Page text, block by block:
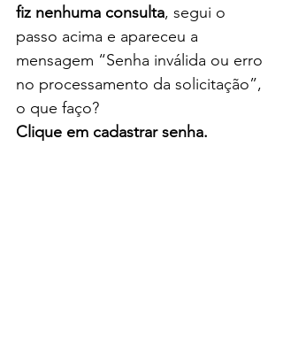
fiz nenhuma consulta, segui o
passo acima e apareceu a
mensagem “Senha inválida ou erro
no processamento da solicitação”,
o que faço?
Clique em cadastrar senha.